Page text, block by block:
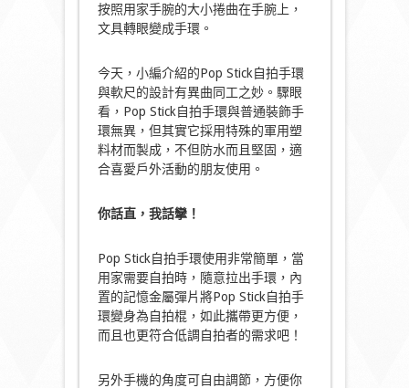
按照用家手腕的大小捲曲在手腕上，
文具轉眼變成手環。
今天，小編介紹的Pop Stick自拍手環
與軟尺的設計有異曲同工之妙。驟眼
看，Pop Stick自拍手環與普通裝飾手
環無異，但其實它採用特殊的軍用塑
料材而製成，不但防水而且堅固，適
合喜愛戶外活動的朋友使用。
你話直，我話攣！
Pop Stick自拍手環使用非常簡單，當
用家需要自拍時，隨意拉出手環，內
置的記憶金屬彈片將Pop Stick自拍手
環變身為自拍棍，如此攜帶更方便，
而且也更符合低調自拍者的需求吧！
另外手機的角度可自由調節，方便你